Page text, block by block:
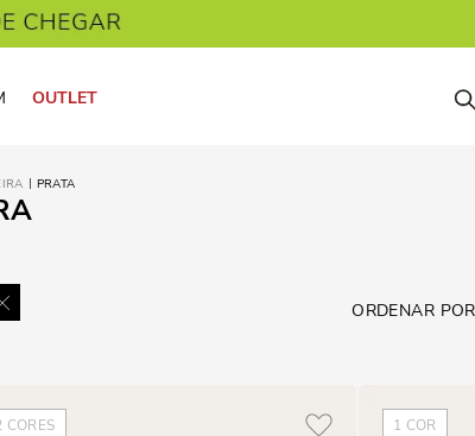
OUTLET O que você está
PRATA
CORES 1 COR